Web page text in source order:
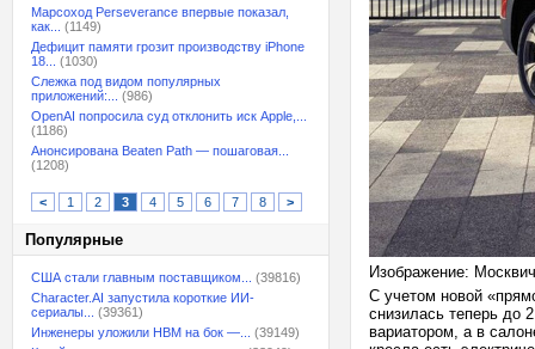
Марсоход Perseverance впервые показал,
как...
(1149)
Дефицит памяти грозит производству iPhone
18...
(1030)
Слежка под видом популярных
приложений:...
(986)
OpenAI попросила суд отклонить иск Apple,...
(1186)
Анонсирована Beaten Path — пошаговая...
(1208)
< 1 2 3 4 5 6 7 8 >
Популярные
США стали главным поставщиком...
(39816)
Character.AI запустила короткие ИИ-
сериалы...
(39361)
Инженеры уложили HBM на бок —...
(39149)
Изображение: Москвич
С учетом новой
снизилась теперь до
вариатором, а в